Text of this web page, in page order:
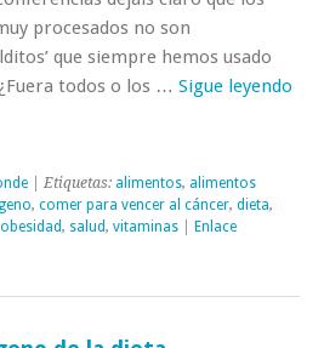
procesados no son
que siempre hemos usado
todos o los … Sigue leyendo
| Etiquetas: alimentos, alimentos
, comer para vencer al cáncer, dieta,
obesidad, salud, vitaminas
Enlace